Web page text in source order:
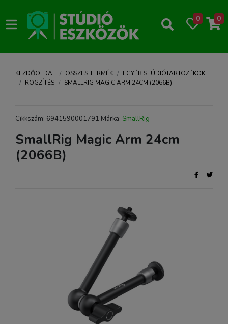
0 0
KEZDŐOLDAL ÖSSZES TERMÉK
EGYÉB STÚDIÓTARTOZÉKOK
RÖGZÍTÉS
SMALLRIG MAGIC ARM 24CM (2066B)
Cikkszám: 6941590001791 Márka: SmallRig
SmallRig Magic Arm 24cm
(2066B)